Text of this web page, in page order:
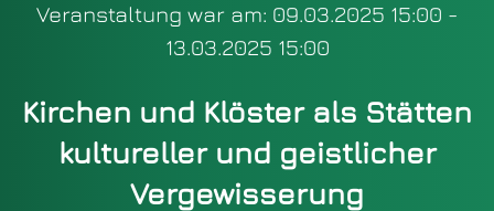
Veranstaltung war am: 09.03.2025 15:00 -
13.03.2025 15:00
Kirchen und Klöster als Stätten
kultureller und geistlicher
Vergewisserung